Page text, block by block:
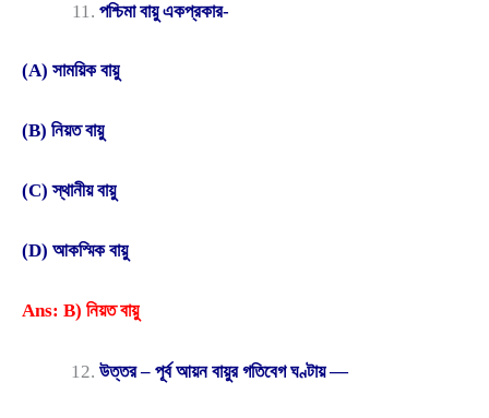
পশ্চিমা বায়ু একপ্রকার-
(A) সাময়িক বায়ু
(B) নিয়ত বায়ু
(C) স্থানীয় বায়ু
(D) আকস্মিক বায়ু
Ans: B) নিয়ত বায়ু
উত্তর – পূর্ব আয়ন বায়ুর গতিবেগ ঘণ্টায় —